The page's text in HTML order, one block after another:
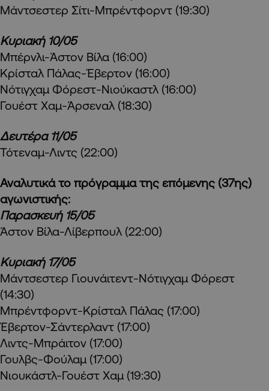
Μάντσεστερ Σίτι-Μπρέντφορντ (19:30)
Κυριακή 10/05
Μπέρνλι-Άστον Βίλα (16:00)
Κρίσταλ Πάλας-Έβερτον (16:00)
Νότιγχαμ Φόρεστ-Νιούκαστλ (16:00)
Γουέστ Χαμ-Άρσεναλ (18:30)
Δευτέρα 11/05
Τότεναμ-Λιντς (22:00)
Αναλυτικά το πρόγραμμα της επόμενης (37ης)
αγωνιστικής:
Παρασκευή 15/05
Άστον Βίλα-Λίβερπουλ (22:00)
Κυριακή 17/05
Μάντσεστερ Γιουνάιτεντ-Νότιγχαμ Φόρεστ
(14:30)
Μπρέντφορντ-Κρίσταλ Πάλας (17:00)
Έβερτον-Σάντερλαντ (17:00)
Λιντς-Μπράιτον (17:00)
Γουλβς-Φούλαμ (17:00)
Νιουκάστλ-Γουέστ Χαμ (19:30)